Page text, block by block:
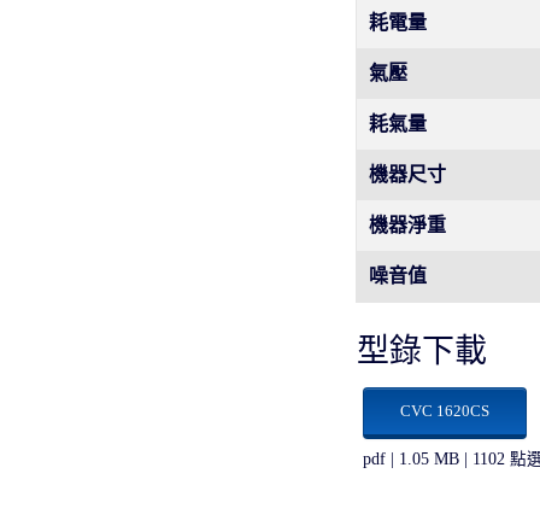
耗電量
氣壓
耗氣量
機器尺寸
機器淨重
噪音值
型錄下載
CVC 1620CS
pdf | 1.05 MB | 1102 點